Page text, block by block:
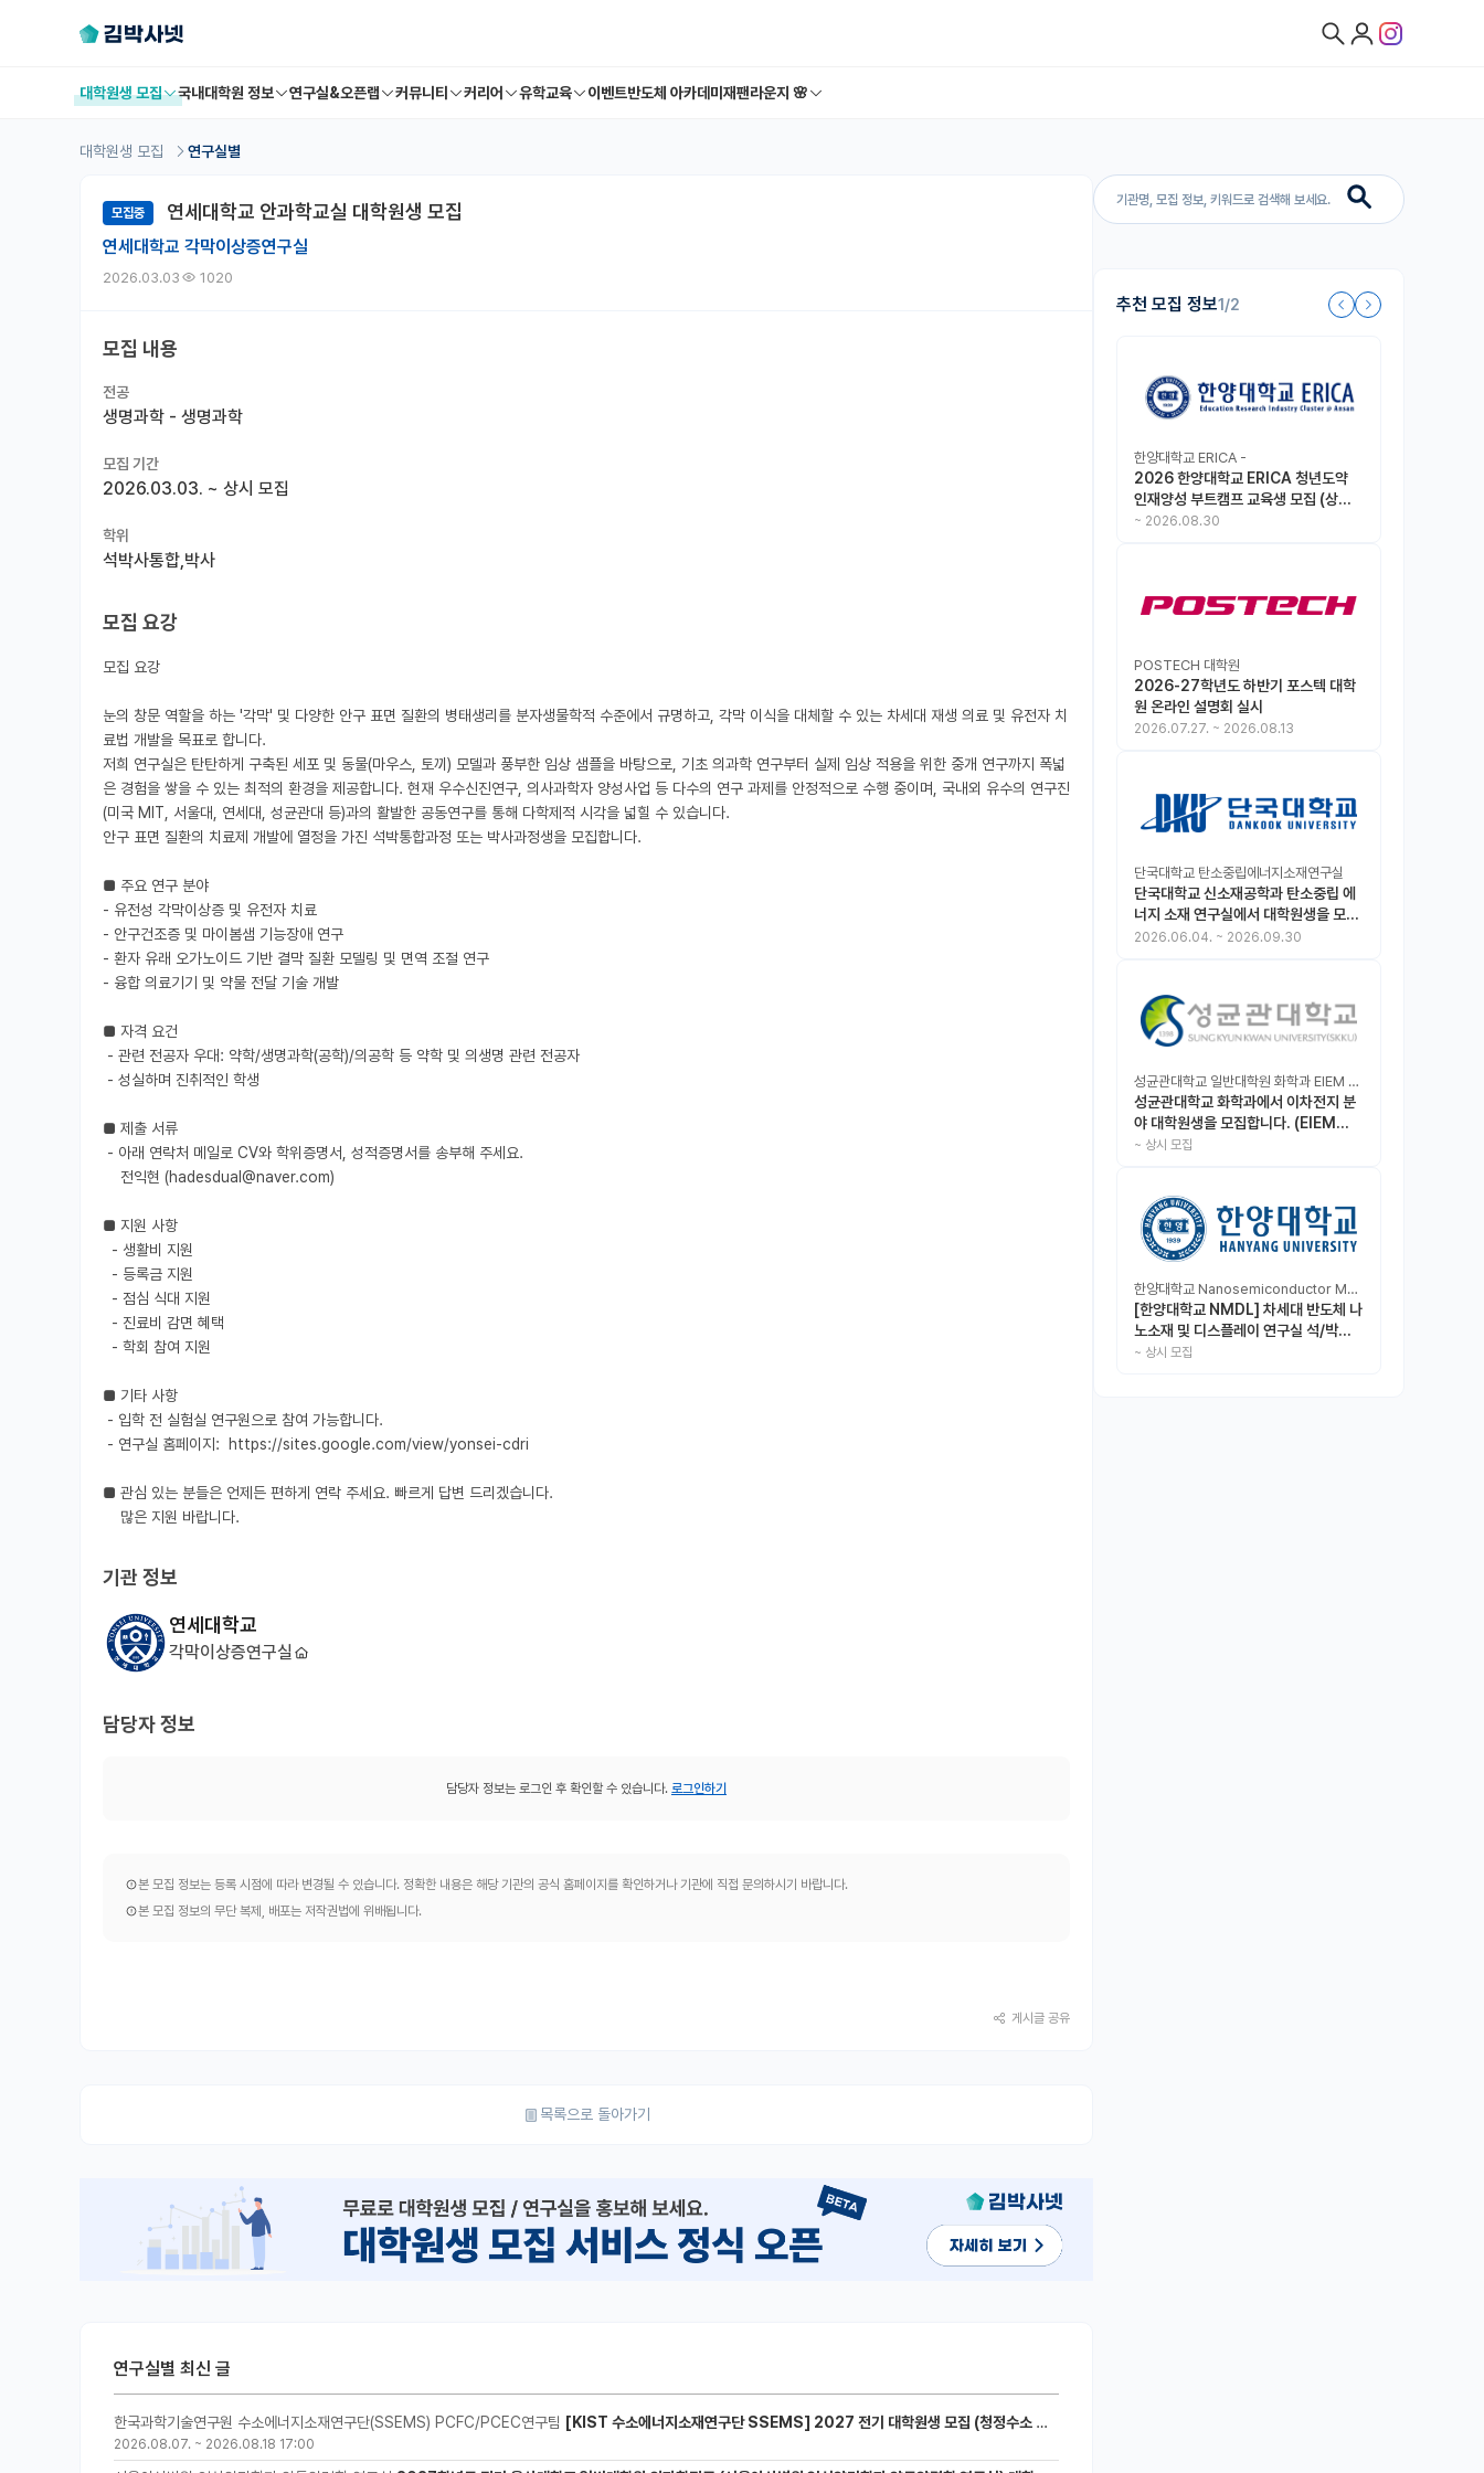
대학원생 모집 국내대학원 정보 연구실&오픈랩 커뮤니티 커리어 유학교육 이벤트반도체 아카데미 재팬라운지 🌸
대학원생 모집 연구실별
추천 모집 정보1/2
한양대학교 ERICA -
2026 한양대학교 ERICA 청년도약
인재양성 부트캠프 교육생 모집 (상시
모집 중, 1차 마감 : ~8.30)
~ 2026.08.30
POSTECH 대학원
2026-27학년도 하반기 포스텍 대학
원 온라인 설명회 실시
2026.07.27. ~ 2026.08.13
단국대학교 탄소중립에너지소재연구실
단국대학교 신소재공학과 탄소중립 에
너지 소재 연구실에서 대학원생을 모집
합니다.
2026.06.04. ~ 2026.09.30
성균관대학교 일반대학원 화학과 EIEM Lab
성균관대학교 화학과에서 이차전지 분
야 대학원생을 모집합니다. (EIEM
Lab)
~ 상시 모집
한양대학교 Nanosemiconductor Materials & Display Laboratory
[한양대학교 NMDL] 차세대 반도체 나
노소재 및 디스플레이 연구실 석/박사/
인턴 모집
~ 상시 모집
모집중 연세대학교 안과학교실 대학원생 모집
연세대학교 각막이상증연구실
2026.03.03 1020
모집 내용
전공
생명과학 - 생명과학
모집 기간
2026.03.03. ~ 상시 모집
학위
석박사통합,박사
모집 요강
모집 요강
눈의 창문 역할을 하는 '각막' 및 다양한 안구 표면 질환의 병태생리를 분자생물학적 수준에서 규명하고, 각막 이식을 대체할 수 있는 차세대 재생 의료 및 유전자 치
료법 개발을 목표로 합니다.
저희 연구실은 탄탄하게 구축된 세포 및 동물(마우스, 토끼) 모델과 풍부한 임상 샘플을 바탕으로, 기초 의과학 연구부터 실제 임상 적용을 위한 중개 연구까지 폭넓
은 경험을 쌓을 수 있는 최적의 환경을 제공합니다. 현재 우수신진연구, 의사과학자 양성사업 등 다수의 연구 과제를 안정적으로 수행 중이며, 국내외 유수의 연구진
(미국 MIT, 서울대, 연세대, 성균관대 등)과의 활발한 공동연구를 통해 다학제적 시각을 넓힐 수 있습니다.
안구 표면 질환의 치료제 개발에 열정을 가진 석박통합과정 또는 박사과정생을 모집합니다.
■ 주요 연구 분야
- 유전성 각막이상증 및 유전자 치료
- 안구건조증 및 마이봄샘 기능장애 연구
- 환자 유래 오가노이드 기반 결막 질환 모델링 및 면역 조절 연구
- 융합 의료기기 및 약물 전달 기술 개발
■ 자격 요건
■ 제출 서류
■ 지원 사항
■ 기타 사항
■ 관심 있는 분들은 언제든 편하게 연락 주세요. 빠르게 답변 드리겠습니다.
    많은 지원 바랍니다.
기관 정보
연세대학교
각막이상증연구실
담당자 정보
담당자 정보는 로그인 후 확인할 수 있습니다. 로그인하기
본 모집 정보는 등록 시점에 따라 변경될 수 있습니다. 정확한 내용은 해당 기관의 공식 홈페이지를 확인하거나 기관에 직접 문의하시기 바랍니다.
본 모집 정보의 무단 복제, 배포는 저작권법에 위배됩니다.
게시글 공유
목록으로 돌아가기
연구실별 최신 글
한국과학기술연구원 수소에너지소재연구단(SSEMS) PCFC/PCEC연구팀 [KIST 수소에너지소재연구단 SSEMS] 2027 전기 대학원생 모집 (청정수소 생산/활용을 위한 프로톤 세라믹 전지)
2026.08.07. ~ 2026.08.18 17:00